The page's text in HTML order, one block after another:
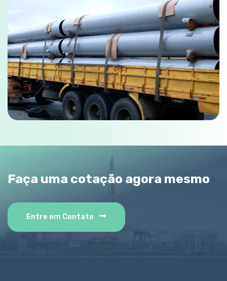
Faça uma cotação agora mesmo
Entre em Contato